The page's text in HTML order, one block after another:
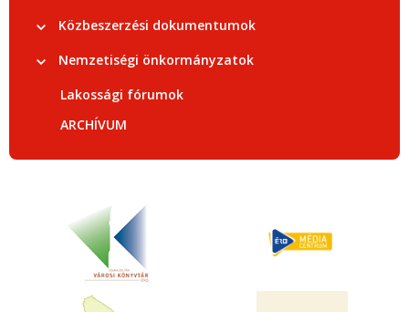
Közbeszerzési dokumentumok
Nemzetiségi önkormányzatok
Lakossági fórumok
ARCHÍVUM